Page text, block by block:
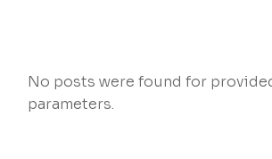
No posts were found for
parameters.